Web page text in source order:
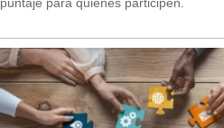
puntaje para quienes participen.